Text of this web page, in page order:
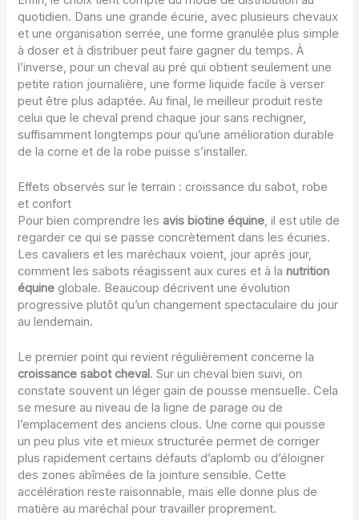
quotidien. Dans une grande écurie, avec plusieurs chevaux
et une organisation serrée, une forme granulée plus simple
à doser et à distribuer peut faire gagner du temps. À
l’inverse, pour un cheval au pré qui obtient seulement une
petite ration journalière, une forme liquide facile à verser
peut être plus adaptée. Au final, le meilleur produit reste
celui que le cheval prend chaque jour sans rechigner,
suffisamment longtemps pour qu’une amélioration durable
de la corne et de la robe puisse s’installer.
Effets observés sur le terrain : croissance du sabot, robe
et confort
Pour bien comprendre lesavis biotine équine, il est utile de
regarder ce qui se passe concrètement dans les écuries.
Les cavaliers et les maréchaux voient, jour après jour,
comment les sabots réagissent aux cures et à lanutrition
équine globale. Beaucoup décrivent une évolution
progressive plutôt qu’un changement spectaculaire du jour
au lendemain.
Le premier point qui revient régulièrement concerne la
croissance sabot cheval . Sur un cheval bien suivi, on
constate souvent un léger gain de pousse mensuelle. Cela
se mesure au niveau de la ligne de parage ou de
l’emplacement des anciens clous. Une corne qui pousse
un peu plus vite et mieux structurée permet de corriger
plus rapidement certains défauts d’aplomb ou d’éloigner
des zones abîmées de la jointure sensible. Cette
accélération reste raisonnable, mais elle donne plus de
matière au maréchal pour travailler proprement.